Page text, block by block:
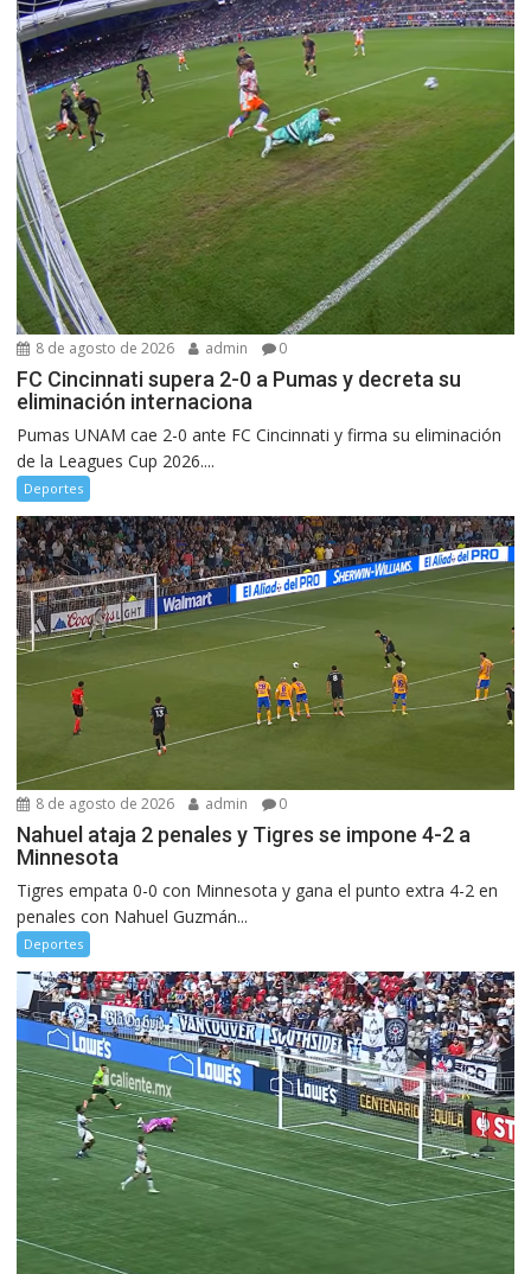
8 de agosto de 2026 admin 0
FC Cincinnati supera 2-0 a Pumas y decreta su
eliminación internaciona
Pumas UNAM cae 2-0 ante FC Cincinnati y firma su eliminación
de la Leagues Cup 2026....
Deportes
8 de agosto de 2026 admin 0
Nahuel ataja 2 penales y Tigres se impone 4-2 a
Minnesota
Tigres empata 0-0 con Minnesota y gana el punto extra 4-2 en
penales con Nahuel Guzmán...
Deportes